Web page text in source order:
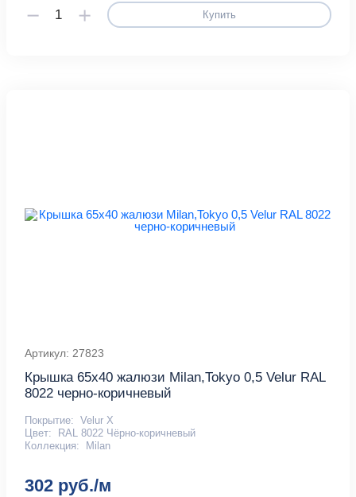
Купить
Артикул: 27823
Крышка 65х40 жалюзи Milan,Tokyo 0,5 Velur RAL
8022 черно-коричневый
Покрытие: Velur X
Цвет:
RAL 8022 Чёрно-коричневый
Коллекция:
Milan
302 руб./м